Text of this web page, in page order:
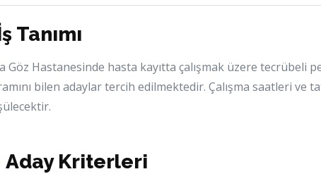
Tanımı
Göz Hastanesinde hasta kayıtta çalışmak üzere tecrübeli
bilen adaylar tercih edilmektedir. Çalışma saatleri ve
Aday Kriterleri